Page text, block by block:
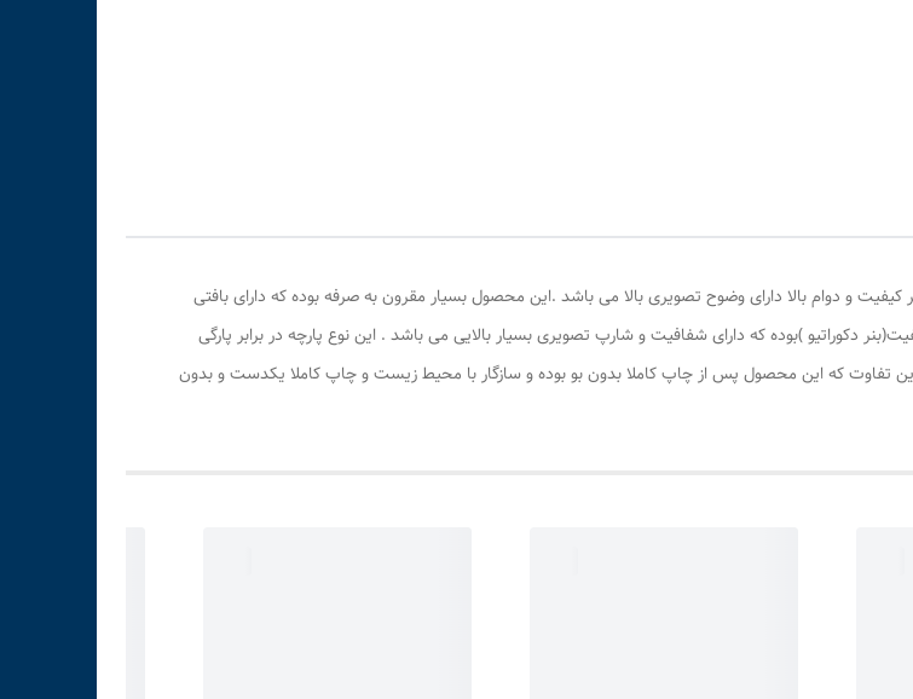
و دوام بالا دارای وضوح تصویری بالا می باشد .این محصول بسیار مقرون به صرفه بوده که دارای بافتی
دکوراتیو )بوده که دارای شفافیت و شارپ تصویری بسیار بالایی می باشد . این نوع پارچه در برابر پارگی
این تفاوت که این محصول پس از چاپ کاملا بدون بو بوده و سازگار با محیط زیست و چاپ کاملا یکدست و بدون